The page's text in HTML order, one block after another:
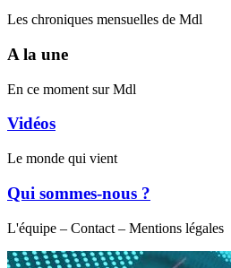
Les chroniques mensuelles de Mdl
A la une
En ce moment sur Mdl
Vidéos
Le monde qui vient
Qui sommes-nous ?
L'équipe – Contact – Mentions légales